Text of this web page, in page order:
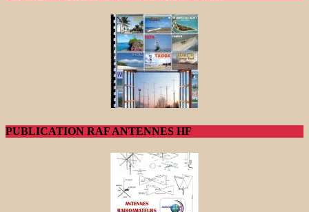
PUBLICATION RAF ANTENNES HF